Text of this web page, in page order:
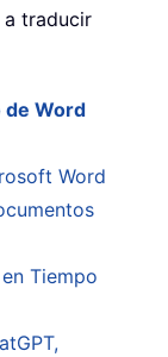
a traducir
de Word
Word
Tiempo